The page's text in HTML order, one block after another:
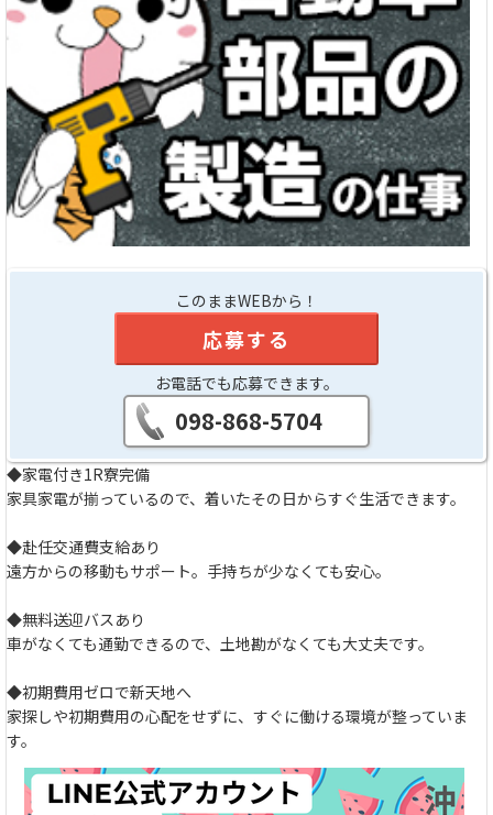
このままWEBから！
応募する
お電話でも応募できます。
098-868-5704
◆家電付き1R寮完備
家具家電が揃っているので、着いたその日からすぐ生活できます。
◆赴任交通費支給あり
遠方からの移動もサポート。手持ちが少なくても安心。
◆無料送迎バスあり
車がなくても通勤できるので、土地勘がなくても大丈夫です。
◆初期費用ゼロで新天地へ
家探しや初期費用の心配をせずに、すぐに働ける環境が整っていま
す。